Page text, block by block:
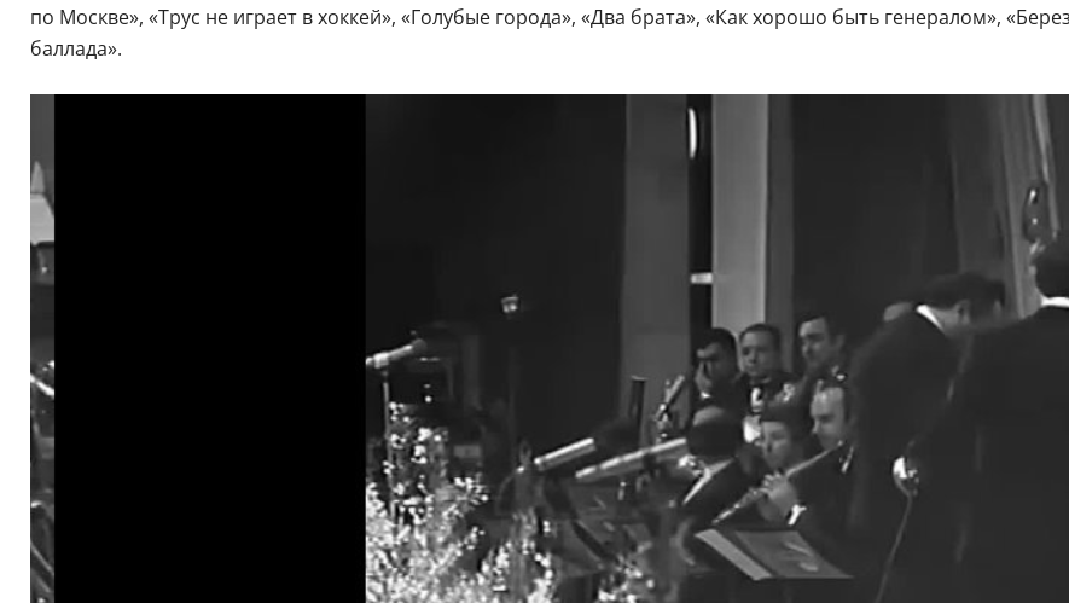
по Москве», «Трус не играет в хоккей», «Голубые города», «Два брата», «Как хорошо быть генералом»,
баллада».